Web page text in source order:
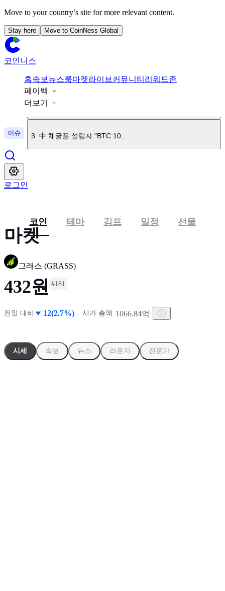
Move to your country’s site for more relevant content.
Stay here Move to CoinNess Global
코인니스
홈속보 뉴스룸마켓라이브 커뮤니티 리워드존
페이백
더보기
이슈
2.엘리자베스 워런 "암호화폐 법안엔 찬성하지만 클래리티법
3 中 채굴풀 설립자 "BTC 10월 말 $4.4만 가능"
로그인
마켓
코인 테마 김프 일정 선물
그래스 (GRASS)
432원 #181
전일 대비 12(2.7%) 시가 총액 1066.84억
시세 속보 뉴스 라운지 전문가